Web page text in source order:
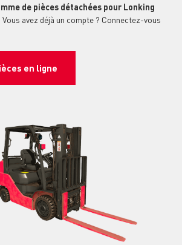
de pièces détachées pour Lonking
Vous avez déjà un compte ? Connectez-vous
en ligne